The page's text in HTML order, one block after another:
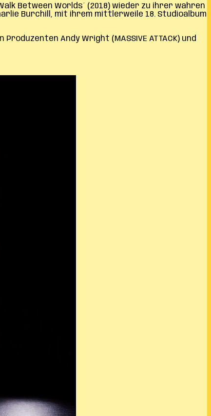
Between Worlds´ (2018) wieder zu ihrer wahren
Burchill, mit ihrem mittlerweile 18. Studioalbum
Andy Wright (MASSIVE ATTACK) und